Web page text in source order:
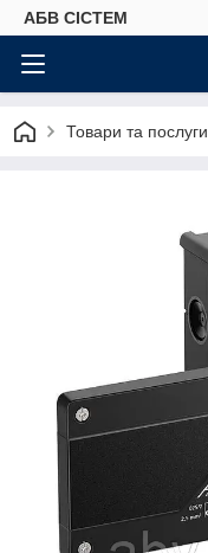
АБВ СІСТЕМ
Товари та послуги